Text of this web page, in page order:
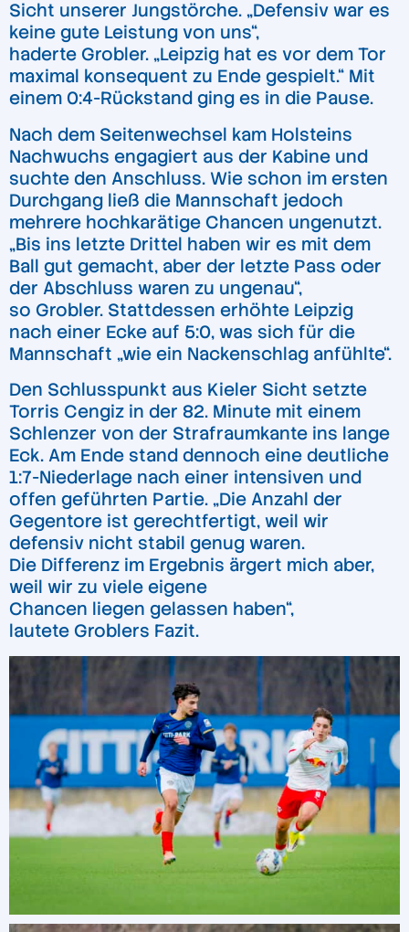
Sicht unserer Jungstörche. „Defensiv war es
keine gute Leistung von uns“,
haderte Grobler. „Leipzig hat es vor dem Tor
maximal konsequent zu Ende gespielt.“ Mit
einem 0:4-Rückstand ging es in die Pause.
Nach dem Seitenwechsel kam Holsteins
Nachwuchs engagiert aus der Kabine und
suchte den Anschluss. Wie schon im ersten
Durchgang ließ die Mannschaft jedoch
mehrere hochkarätige Chancen ungenutzt.
„Bis ins letzte Drittel haben wir es mit dem
Ball gut gemacht, aber der letzte Pass oder
der Abschluss waren zu ungenau“,
so Grobler. Stattdessen erhöhte Leipzig
nach einer Ecke auf 5:0, was sich für die
Mannschaft „wie ein Nackenschlag anfühlte“.
Den Schlusspunkt aus Kieler Sicht setzte
Torris Cengiz in der 82. Minute mit einem
Schlenzer von der Strafraumkante ins lange
Eck. Am Ende stand dennoch eine deutliche
1:7-Niederlage nach einer intensiven und
offen geführten Partie. „Die Anzahl der
Gegentore ist gerechtfertigt, weil wir
defensiv nicht stabil genug waren.
Die Differenz im Ergebnis ärgert mich aber,
weil wir zu viele eigene
Chancen liegen gelassen haben“,
lautete Groblers Fazit.